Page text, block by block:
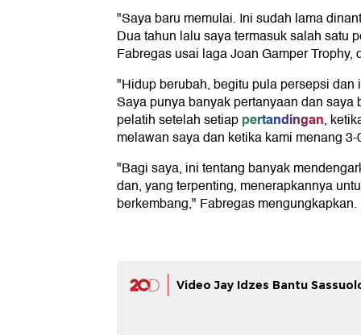
"Saya baru memulai. Ini sudah lama
Dua tahun lalu saya termasuk salah satu
Fabregas usai laga Joan Gamper Trophy,
"Hidup berubah, begitu pula persepsi dan
Saya punya banyak pertanyaan dan saya
pelatih setelah setiappertandingan,
melawan saya dan ketika kami menang 3-
"Bagi saya, ini tentang banyak
dan, yang terpenting, menerapkannya
berkembang," Fabregas mengungkapkan.
Video Jay Idzes Bantu